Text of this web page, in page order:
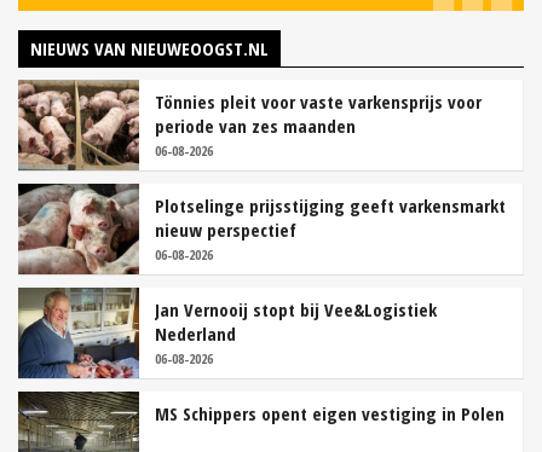
NIEUWS VAN NIEUWEOOGST.NL
Tönnies pleit voor vaste varkensprijs voor
periode van zes maanden
06-08-2026
Plotselinge prijsstijging geeft varkensmarkt
nieuw perspectief
06-08-2026
Jan Vernooij stopt bij Vee&Logistiek
Nederland
06-08-2026
MS Schippers opent eigen vestiging in Polen